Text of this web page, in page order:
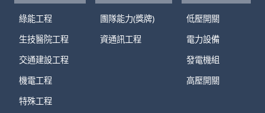
綠能工程
生技醫院工程
交通建設工程
機電工程
特殊工程
團隊能力(獎牌)
資通訊工程
低壓開關
電力設備
發電機組
高壓開關